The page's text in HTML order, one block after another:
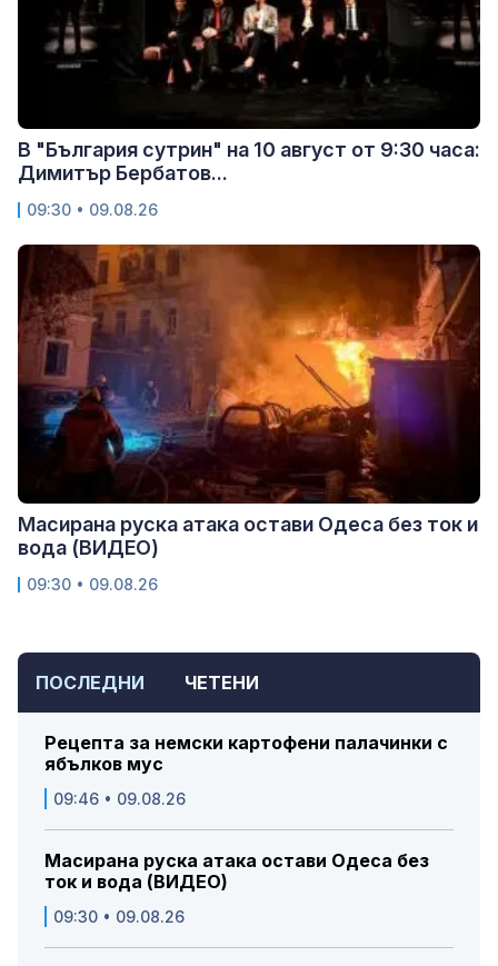
ПОСЛЕДНИ ЧЕТЕНИ
Рецепта за немски картофени палачинки с
ябълков мус
09:46 • 09.08.26
Масирана руска атака остави Одеса без
ток и вода (ВИДЕО)
09:30 • 09.08.26
В "България сутрин" на 10 август от 9:30 часа:
Димитър Бербатов...
09:30 • 09.08.26
Масирана руска атака остави Одеса без ток и
вода (ВИДЕО)
09:30 • 09.08.26